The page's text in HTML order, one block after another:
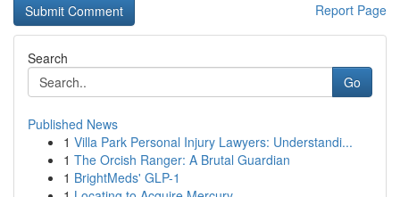
Report Page
Search
Go
Published News
1 Villa Park Personal Injury Lawyers: Understandi...
1 The Orcish Ranger: A Brutal Guardian
1 BrightMeds' GLP-1